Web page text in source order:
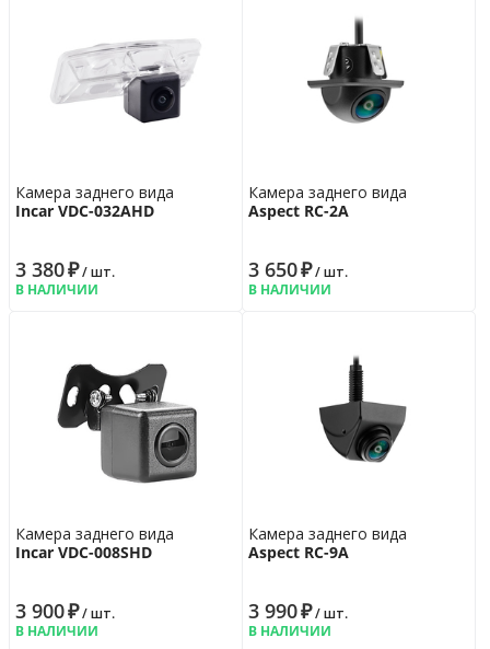
Камера заднего вида
Incar VDC-032AHD
3 380₽/ шт.
В НАЛИЧИИ
Камера заднего вида
Aspect RC-2A
3 650₽/ шт.
В НАЛИЧИИ
Камера заднего вида
Incar VDC-008SHD
3 900₽/ шт.
В НАЛИЧИИ
Камера заднего вида
Aspect RC-9A
3 990₽/ шт.
В НАЛИЧИИ